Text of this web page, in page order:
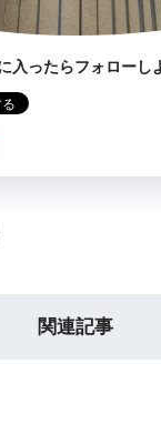
入ったらフォローし
関連記事